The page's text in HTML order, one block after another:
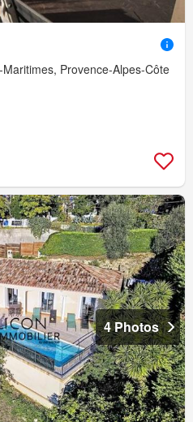
Provence-Alpes-Côte
4 Photos